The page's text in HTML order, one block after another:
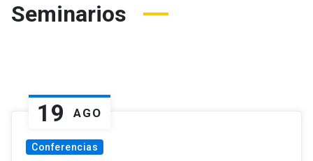
Seminarios
19 AGO
Conferencias